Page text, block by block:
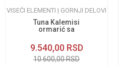
VISEĆI ELEMENTI | GORNJI DELOVI
Tuna Kalemisi
ormarić sa
9.540,00 RSD
10.600,00RSD